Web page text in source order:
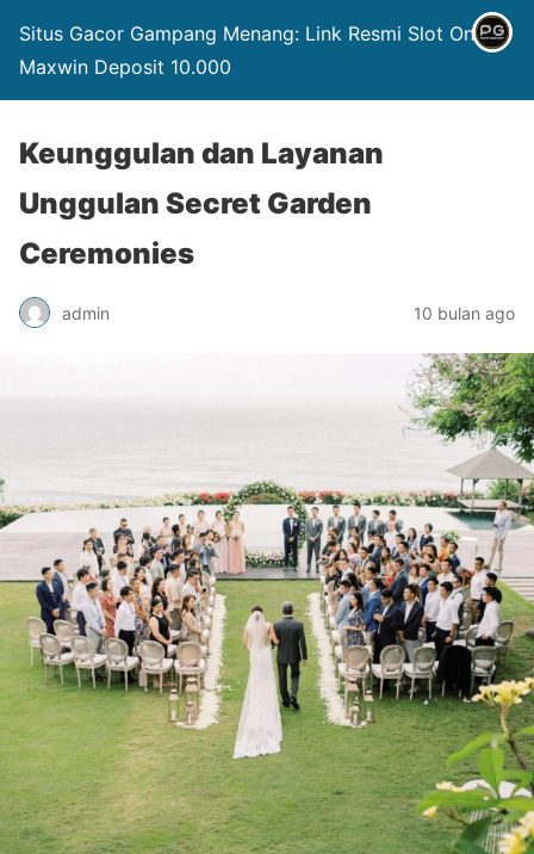
Situs Gacor Gampang Menang: Link Resmi Slot Online
Maxwin Deposit 10.000
Keunggulan dan Layanan
Unggulan Secret Garden
Ceremonies
admin 10 bulan ago